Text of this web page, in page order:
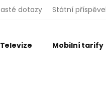
dotazy Státní
Televize Mobilní tarify